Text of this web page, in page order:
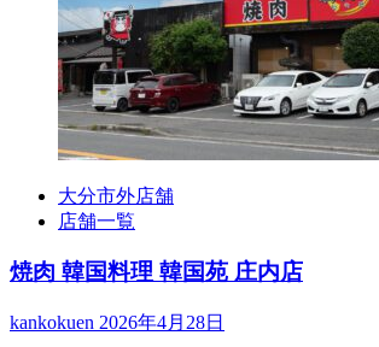
大分市外店舗
店舗一覧
焼肉 韓国料理 韓国苑 庄内店
kankokuen 2026年4月28日